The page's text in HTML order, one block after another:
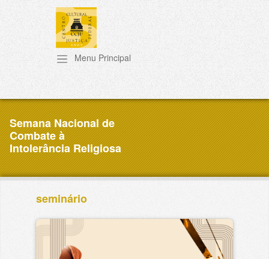
Pular para o conteúdo principal
Semana Nacional de
Combate à
Intolerância Religiosa
seminário